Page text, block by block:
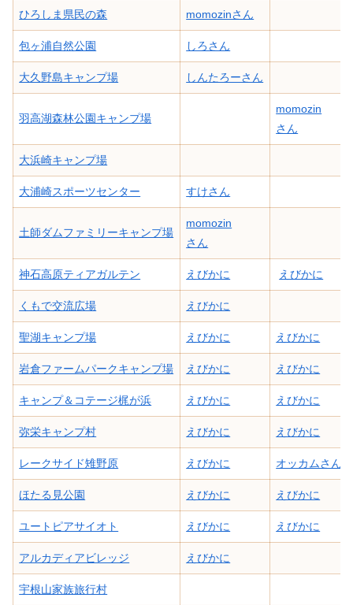
ひろしま県民の森 momozinさん
包ヶ浦自然公園 しろさん
大久野島キャンプ場 しんたろーさん
羽高湖森林公園キャンプ場
momozin
さん
大浜崎キャンプ場
大浦崎スポーツセンター すけさん
土師ダムファミリーキャンプ場
momozin
さん
神石高原ティアガルテン えびかに えびかに
くもで交流広場 えびかに
聖湖キャンプ場 えびかに えびかに
岩倉ファームパークキャンプ場 えびかに えびかに
キャンプ＆コテージ梶が浜 えびかに えびかに
弥栄キャンプ村 えびかに えびかに
レークサイド雉野原 えびかに オッカムさん
ほたる見公園 えびかに えびかに
ユートピアサイオト えびかに えびかに
アルカディアビレッジ えびかに
宇根山家族旅行村